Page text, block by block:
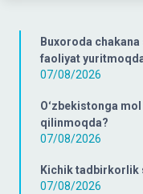
Buxoroda
faoliyat
07/08/2026
Oʻzbekistonga
qilinmoqda?
07/08/2026
Kichik tadbirkorlik
07/08/2026